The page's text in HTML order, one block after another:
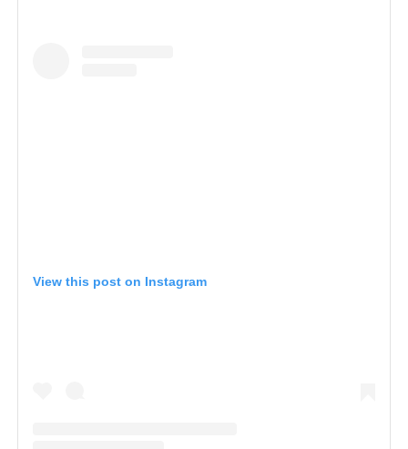
View this post on Instagram